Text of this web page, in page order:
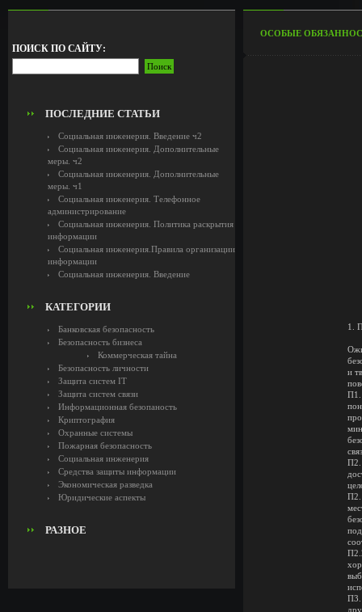
ПОИСК ПО САЙТУ:
ПОСЛЕДНИЕ СТАТЬИ
Социальная инженерия. Введение ч2
Социальная инженерия. Дополнительные
меры. ч2
Социальная инженерия. Дополнительные
меры. ч1
Социальная инженерия. Телефонное
администрирование
Социальная инженерия. Политика раскрытия
информации
Социальная инженерия.Правила организации
информации
Социальная инженерия. Введение
КАТЕГОРИИ
Банковская безопасность
Безопасность бизнеса
Коммерческая тайна
Безопасность личности
Защита систем IT
Защита систем связи
Информационная безопаность
Криптография
Охранные системы
Пожарная безопасность
Социальная инженерия
Средства защиты информации
Экономическая разведка
Юридические аспекты
РАЗНОЕ
ОСОБЫЕ
1.
и
П1.
П2.
П3.